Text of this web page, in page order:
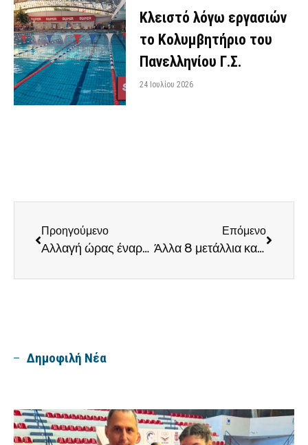
Κλειστό λόγω εργασιών
το Κολυμβητήριο του
Πανελληνίου Γ.Σ.
24 Ιουλίου 2026
Προηγούμενο
Αλλαγή ώρας έναρξης σε κάποια αγωνίσματα για το Σάββατο 6/6
Επόμενο
Άλλα 8 μετάλλια κατέκτησαν οι Τοξοβόλοι του Πανελληνίου Γ.Σ.
Δημοφιλή Νέα